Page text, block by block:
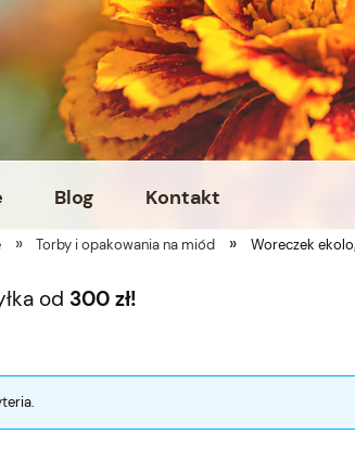
Blog Kontakt
» Torby i opakowania na miód » Woreczek
od 300 zł!